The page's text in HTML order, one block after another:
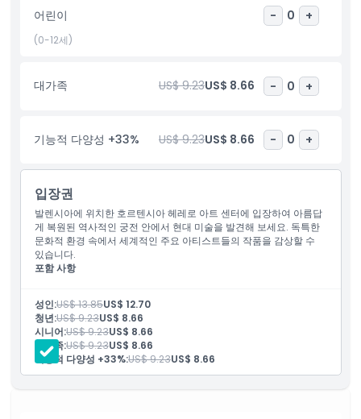
운영 시간
알아야 할 사항
가는 방법
취소 정책
어린이 - 0 +
(0-12세)
대가족 US$ 9.23US$ 8.66 - 0 +
기능적 다양성 +33% US$ 9.23US$ 8.66 - 0 +
입장권
발렌시아에 위치한 호르텐시아 헤레로 아트 센터에 입장하여 아름답
게 복원된 역사적인 궁전 안에서 현대 미술을 발견해 보세요. 독특한
문화적 환경 속에서 세계적인 주요 아티스트들의 작품을 감상할 수
있습니다.
포함 사항
다국어 오디오 가이드
성인:US$ 13.85US$ 12.70
청년:US$ 9.23US$ 8.66
시니어:US$ 9.23US$ 8.66
대가족:US$ 9.23US$ 8.66
기능적 다양성 +33%:US$ 9.23US$ 8.66